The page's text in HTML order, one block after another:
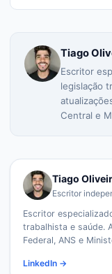
Tiago
Escritor
legislação
Central e
Tiago
Escritor
Escritor
trabalhista e saúde.
Federal, ANS e
LinkedIn →